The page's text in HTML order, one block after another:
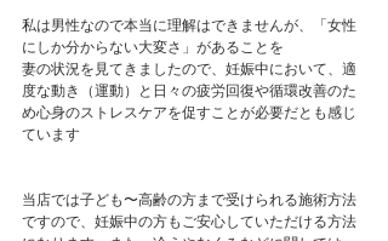
私は男性なので本当に理解はできませんが、「女性
にしか分からない大変さ」があることを
妻の状況を見てきましたので、妊娠中において、適
度な動き（運動）と日々の疲労回復や循環改善のた
め心身のストレスケアを促すことが必要だとも感じ
ています
当店では子ども〜高齢の方まで受けられる施術方法
ですので、妊娠中の方もご安心していただける方法